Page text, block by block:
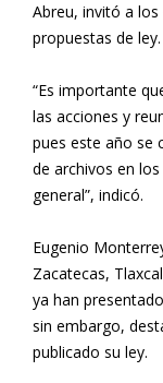
Abreu, invitó a
propuestas de ley.
“Es importante
las acciones y
pues este año se
de archivos en
general”, indicó.
Eugenio
Zacatecas,
ya han
sin embargo,
publicado su ley.